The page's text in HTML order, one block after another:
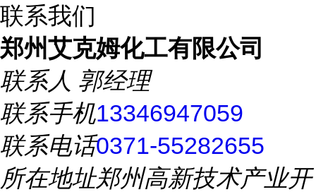
联系我们
郑州艾克姆化工有限公司
联系人 郭经理
联系手机13346947059
联系电话0371-55282655
所在地址郑州高新技术产业开